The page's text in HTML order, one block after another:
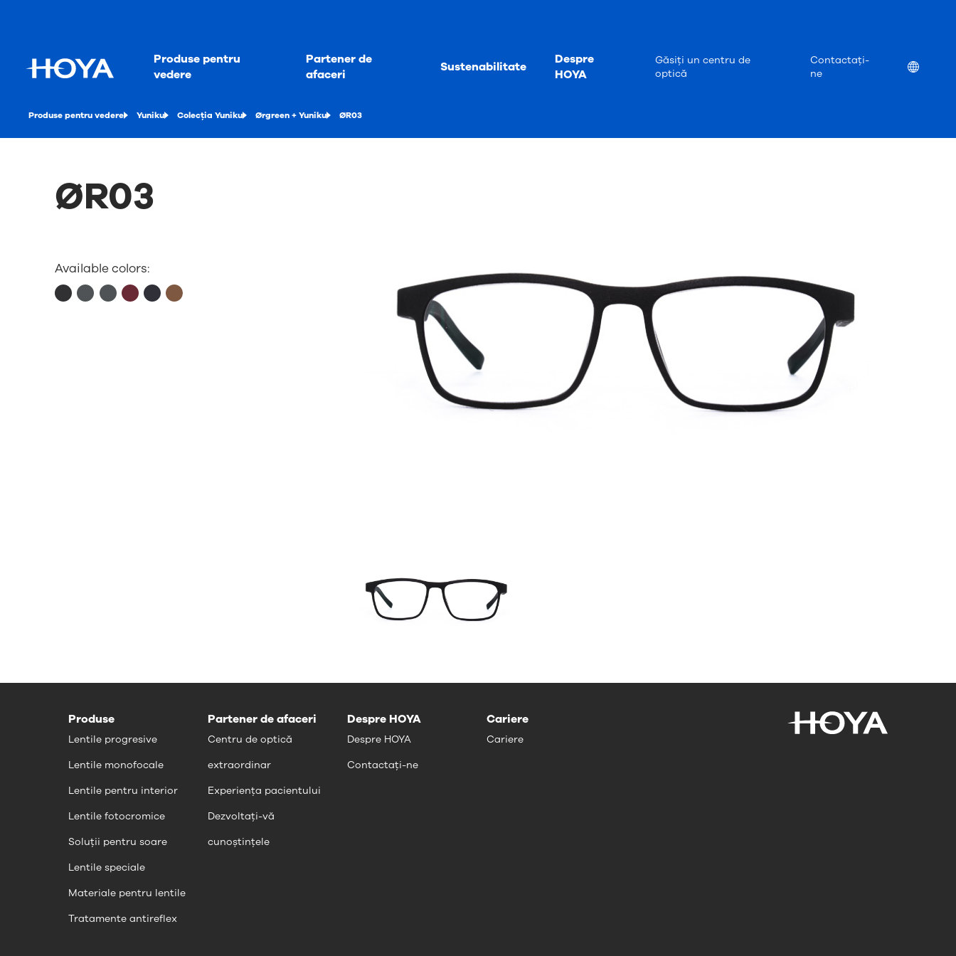
Produse pentru
vedere
Partener de
afaceri
Sustenabilitate
Despre
HOYA
Găsiți un centru de
optică
Contactați-
ne
Location
Produse pentru vedere Yuniku Colecția Yuniku Ørgreen + Yuniku ØR03
ØR03
Available colors:
Produse
Lentile progresive
Lentile monofocale
Lentile pentru interior
Lentile fotocromice
Soluții pentru soare
Lentile speciale
Materiale pentru lentile
Tratamente antireflex
Partener de afaceri
Centru de optică
extraordinar
Experiența pacientului
Dezvoltați-vă
cunoștințele
Despre HOYA
Despre HOYA
Contactați-ne
Cariere
Cariere